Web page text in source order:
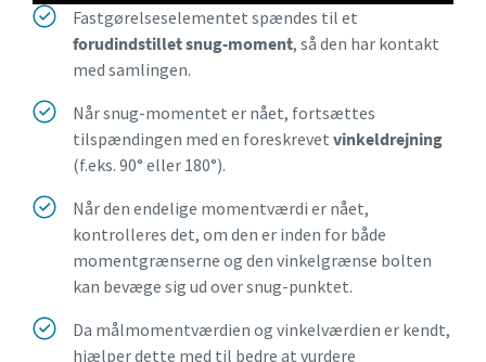
Fastgørelseselementet spændes til et
forudindstillet snug-moment, så den har kontakt
med samlingen.
Når snug-momentet er nået, fortsættes
tilspændingen med en foreskrevet vinkeldrejning
(f.eks. 90° eller 180°).
Når den endelige momentværdi er nået,
kontrolleres det, om den er inden for både
momentgrænserne og den vinkelgrænse bolten
kan bevæge sig ud over snug-punktet.
Da målmomentværdien og vinkelværdien er kendt,
hjælper dette med til bedre at vurdere